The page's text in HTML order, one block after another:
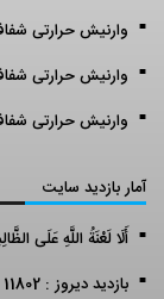
وارنیش حرارتی
وارنیش حرارتی شفاف
وارنیش حرارتی
آمار بازدید سایت
أَلَا لَعْنَةُ اللَّهِ عَلَى
بازدید دیروز : 11802 نفر